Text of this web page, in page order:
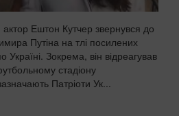
Ештон Кутчер звернувся до
Путіна на тлі посилених
Україні. Зокрема, він відреагував
стадіону
Патріоти Ук...